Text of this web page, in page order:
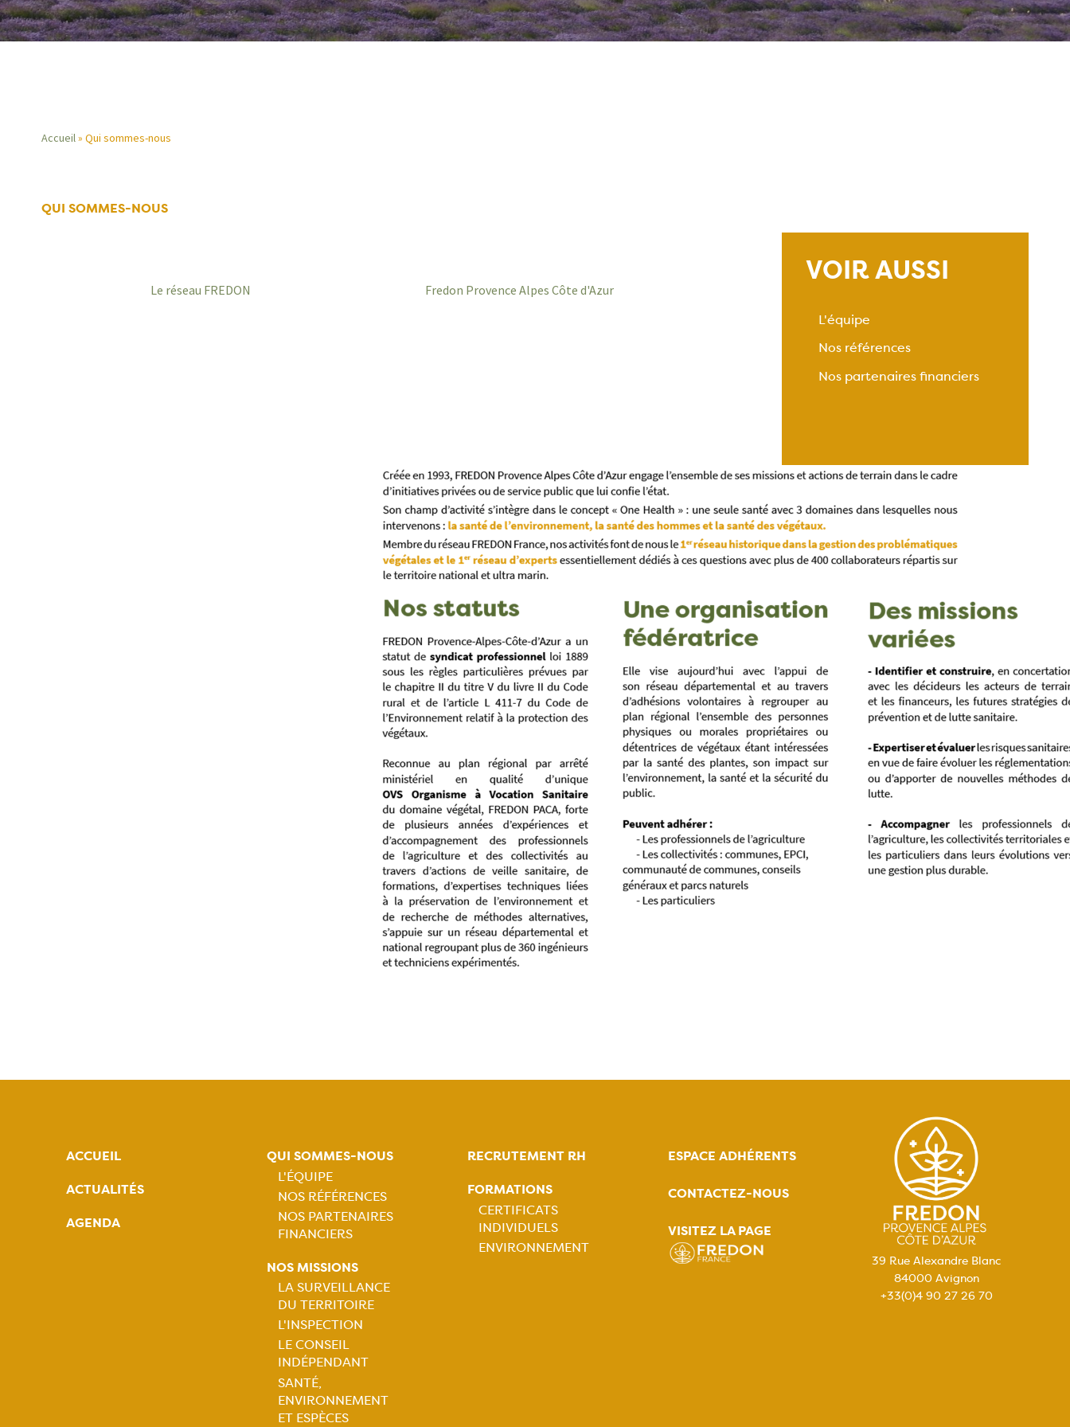
d'Ariane
Accueil Qui sommes-nous
QUI SOMMES-NOUS
Le réseau FREDON Fredon Provence Alpes Côte d'Azur
VOIR AUSSI
L'équipe
Nos références
Nos partenaires financiers
ACCUEIL
ACTUALITÉS
AGENDA
QUI SOMMES-NOUS
Navigation
principale
L'ÉQUIPE
NOS RÉFÉRENCES
NOS PARTENAIRES
FINANCIERS
NOS MISSIONS
Navigation
principale
LA SURVEILLANCE
DU TERRITOIRE
L'INSPECTION
LE CONSEIL
INDÉPENDANT
SANTÉ,
ENVIRONNEMENT
ET ESPÈCES
RECRUTEMENT RH
FORMATIONS
Navigation
CERTIFICATS
INDIVIDUELS
ENVIRONNEMENT
ESPACE ADHÉRENTS
CONTACTEZ-NOUS
VISITEZ LA PAGE
39 Rue Alexandre Blanc
84000 Avignon
+33(0)4 90 27 26 70